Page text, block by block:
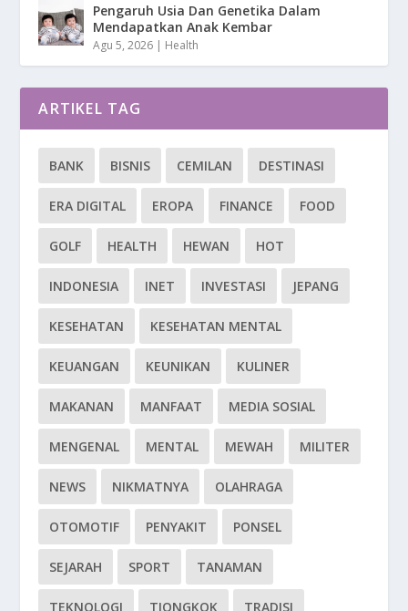
Pengaruh Usia Dan Genetika Dalam
Mendapatkan Anak Kembar
Agu 5, 2026 | Health
ARTIKEL TAG
BANK BISNIS CEMILAN DESTINASI
ERA DIGITAL EROPA FINANCE FOOD
GOLF HEALTH HEWAN HOT
INDONESIA INET INVESTASI JEPANG
KESEHATAN KESEHATAN MENTAL
KEUANGAN KEUNIKAN KULINER
MAKANAN MANFAAT MEDIA SOSIAL
MENGENAL MENTAL MEWAH MILITER
NEWS NIKMATNYA OLAHRAGA
OTOMOTIF PENYAKIT PONSEL
SEJARAH SPORT TANAMAN
TEKNOLOGI TIONGKOK TRADISI